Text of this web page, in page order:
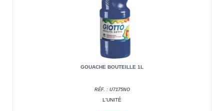
GOUACHE BOUTEILLE 1L
RÉF. : U7175NO
L'UNITÉ